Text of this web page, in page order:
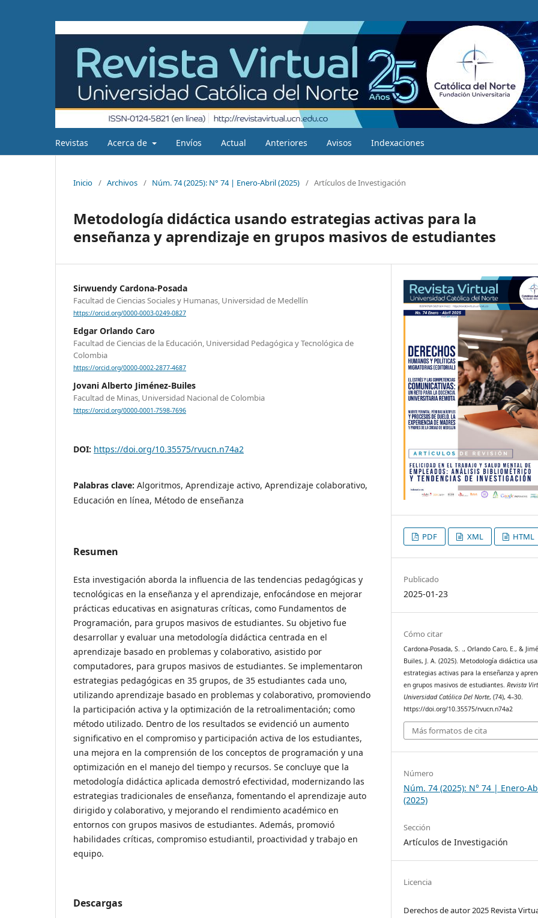
Revistas Acerca de Envíos Actual Anteriores Avisos Indexaciones
Inicio / Archivos / Núm. 74 (2025): N° 74 | Enero-Abril (2025) / Artículos de Investigación
Metodología didáctica usando estrategias activas para la
enseñanza y aprendizaje en grupos masivos de estudiantes
Sirwuendy Cardona-Posada
Facultad de Ciencias Sociales y Humanas, Universidad de Medellín
https://orcid.org/0000-0003-0249-0827
Edgar Orlando Caro
Facultad de Ciencias de la Educación, Universidad Pedagógica y Tecnológica de
Colombia
https://orcid.org/0000-0002-2877-4687
Jovani Alberto Jiménez-Builes
Facultad de Minas, Universidad Nacional de Colombia
https://orcid.org/0000-0001-7598-7696
DOI: https://doi.org/10.35575/rvucn.n74a2
Palabras clave: Algoritmos, Aprendizaje activo, Aprendizaje colaborativo,
Educación en línea, Método de enseñanza
Resumen
Esta investigación aborda la influencia de las tendencias pedagógicas y
tecnológicas en la enseñanza y el aprendizaje, enfocándose en mejorar
prácticas educativas en asignaturas críticas, como Fundamentos de
Programación, para grupos masivos de estudiantes. Su objetivo fue
desarrollar y evaluar una metodología didáctica centrada en el
aprendizaje basado en problemas y colaborativo, asistido por
computadores, para grupos masivos de estudiantes. Se implementaron
estrategias pedagógicas en 35 grupos, de 35 estudiantes cada uno,
utilizando aprendizaje basado en problemas y colaborativo, promoviendo
la participación activa y la optimización de la retroalimentación; como
método utilizado. Dentro de los resultados se evidenció un aumento
significativo en el compromiso y participación activa de los estudiantes,
una mejora en la comprensión de los conceptos de programación y una
optimización en el manejo del tiempo y recursos. Se concluye que la
metodología didáctica aplicada demostró efectividad, modernizando las
estrategias tradicionales de enseñanza, fomentando el aprendizaje auto
dirigido y colaborativo, y mejorando el rendimiento académico en
entornos con grupos masivos de estudiantes. Además, promovió
habilidades críticas, compromiso estudiantil, proactividad y trabajo en
equipo.
Descargas
PDF XML HTML
Publicado
2025-01-23
Cómo citar
Cardona-Posada, S. ., Orlando Caro, E., &
Builes, J. A. (2025). Metodología didáctica
estrategias activas para la enseñanza y
en grupos masivos de estudiantes.Revista
Universidad Católica Del Norte, (74), 4–30.
https://doi.org/10.35575/rvucn.n74a2
Más formatos de cita
Número
Núm. 74 (2025): N° 74 | Enero-
(2025)
Sección
Artículos de Investigación
Licencia
Derechos de autor 2025 Revista